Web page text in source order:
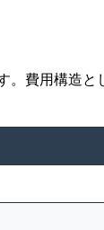
費用構造